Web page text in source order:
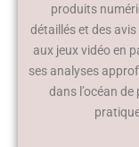
produits
détaillés et des
aux jeux vidéo en
ses analyses
dans l’océan